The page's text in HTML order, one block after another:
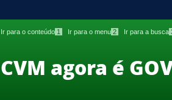
Ir para o conteúdo 1 Ir para o menu 2 Ir para a busca
CVM agora é